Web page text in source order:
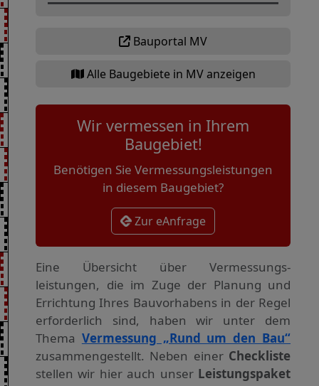
Bauportal MV
Alle Baugebiete in MV anzeigen
Wir vermessen in Ihrem
Baugebiet!
Benötigen Sie Vermessungsleistungen
in diesem Baugebiet?
Zur eAnfrage
Eine Übersicht über Vermessungs­
leistungen, die im Zuge der Planung und
Errichtung Ihres Bauvorhabens in der Regel
erforderlich sind, haben wir unter dem
Thema Vermessung „Rund um den Bau“
zusammengestellt. Neben einer Checkliste
stellen wir hier auch unser Leistungspaket